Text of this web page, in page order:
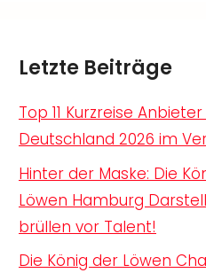
Letzte Beiträge
Top 11 Kurzreise Anbieter
Deutschland 2026 im
Hinter der Maske: Die
Löwen Hamburg
brüllen vor Talent!
Die König der Löwen